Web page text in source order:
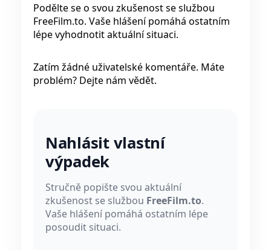
Podělte se o svou zkušenost se službou
FreeFilm.to. Vaše hlášení pomáhá ostatním
lépe vyhodnotit aktuální situaci.
Zatím žádné uživatelské komentáře. Máte
problém? Dejte nám vědět.
Nahlásit vlastní
výpadek
Stručně popište svou aktuální
zkušenost se službou FreeFilm.to.
Vaše hlášení pomáhá ostatním lépe
posoudit situaci.